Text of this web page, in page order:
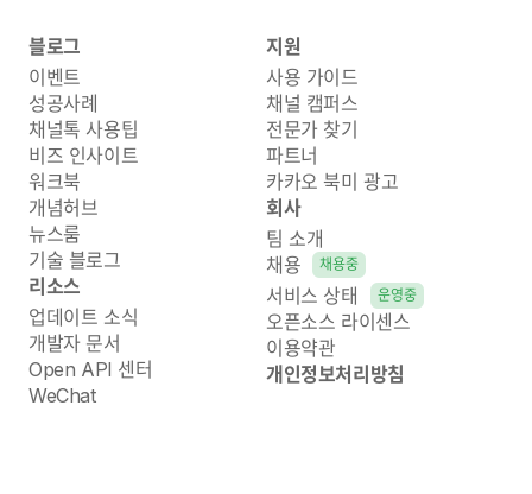
블로그
이벤트
성공사례
채널톡 사용팁
비즈 인사이트
워크북
개념허브
뉴스룸
기술 블로그
리소스
업데이트 소식
개발자 문서
Open API 센터
WeChat
지원
사용 가이드
채널 캠퍼스
전문가 찾기
파트너
카카오 북미 광고
회사
팀 소개
채용
채용중
서비스 상태 운영중
오픈소스 라이센스
이용약관
개인정보처리방침